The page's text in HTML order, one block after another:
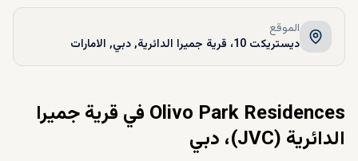
الموقع
ديستريكت 10، قرية جميرا الدائرية, دبي, الامارات
Olivo Park Residences في قرية جميرا
الدائرية (JVC)، دبي